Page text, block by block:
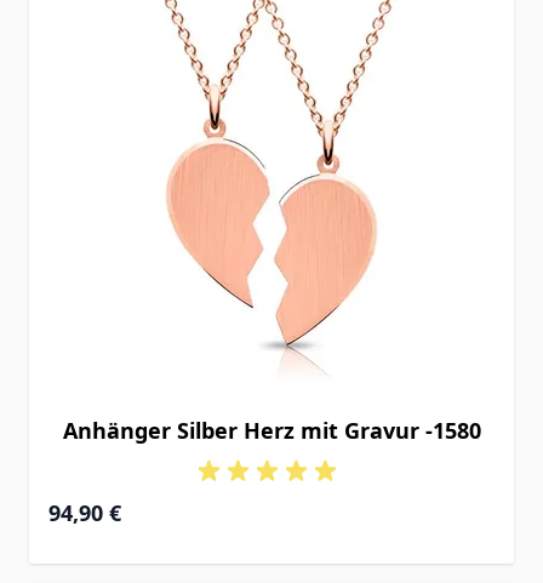
Anhänger Silber Herz mit Gravur -1580
94,90 €